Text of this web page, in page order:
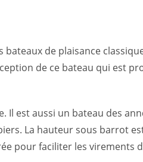
de plaisance
de ce bateau qui est
est aussi un bateau des
La hauteur sous barrot
pour faciliter les virements